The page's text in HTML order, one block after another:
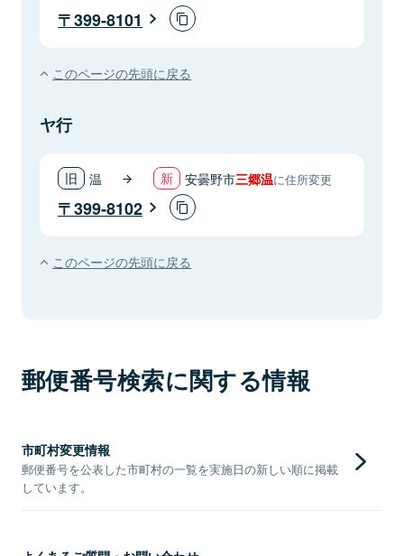
399-8101
このページの先頭に戻る
ヤ行
温 安曇野市三郷温に住所変更
399-8102
このページの先頭に戻る
郵便番号検索に関する情報
市町村変更情報
郵便番号を公表した市町村の一覧を実施日の新しい順に掲載
しています。